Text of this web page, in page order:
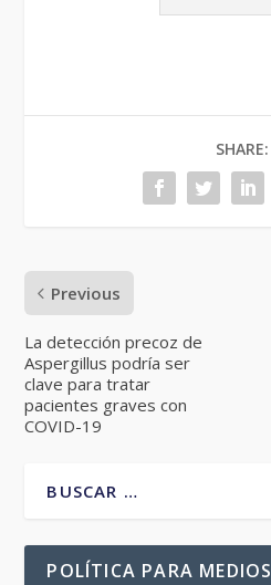
SHARE:
Previous
La detección precoz de
Aspergillus podría ser
clave para tratar
pacientes graves con
COVID-19
POLÍTICA PARA MEDIOS